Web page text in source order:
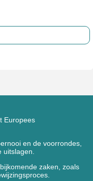
Europees
en de voorrondes,
zaken, zoals